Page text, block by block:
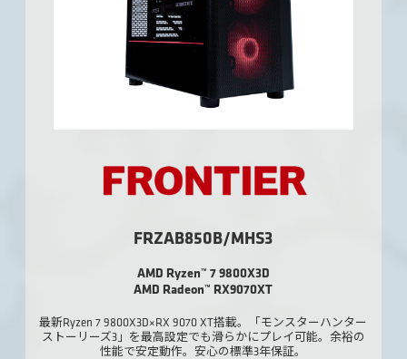
FRZAB850B/MHS3
AMD Ryzen™ 7 9800X3D
AMD Radeon™ RX9070XT
最新Ryzen 7 9800X3D×RX 9070 XT搭載。「モンスターハンター
ストーリーズ3」を最高設定でも滑らかにプレイ可能。余裕の
性能で安定動作。安心の標準3年保証。